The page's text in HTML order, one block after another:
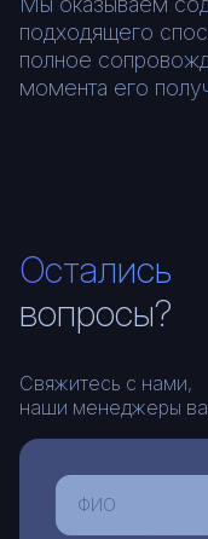
подходящего
полное
момента его
Остались
вопросы?
Свяжитесь с нами,
наши менеджеры